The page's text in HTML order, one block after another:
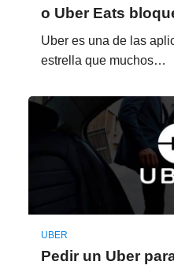
o Uber Eats
Uber es una de las
estrella que muchos…
UBER
Pedir un Uber